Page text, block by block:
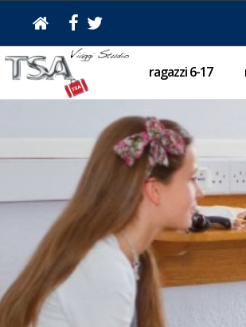
ragazzi 6-17